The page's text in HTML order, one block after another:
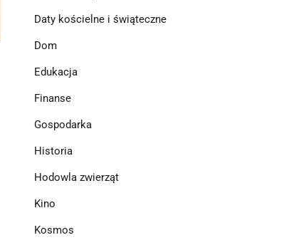
Daty kościelne i świąteczne
Dom
Edukacja
Finanse
Gospodarka
Historia
Hodowla zwierząt
Kino
Kosmos